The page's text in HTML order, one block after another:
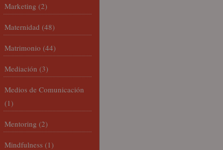
Marketing (2)
Maternidad (48)
Matrimonio (44)
Mediación (3)
Medios de Comunicación
(1)
Mentoring (2)
Mindfulness (1)